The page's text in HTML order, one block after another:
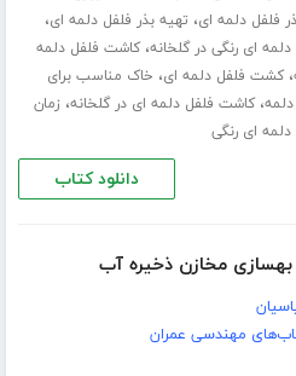
فلفل دلمه ای، تهیه بذر فلفل دلمه ای،
ای رنگی در گلخانه،کاشت فلفل دلمه
،کشت فلفل دلمه ای، خاک مناسب برای
،کاشت فلفل دلمه ای در گلخانه، زمان
ای رنگی
دانلود کتاب
بهسازی مخازن ذخیره آب
مهندسی عمران